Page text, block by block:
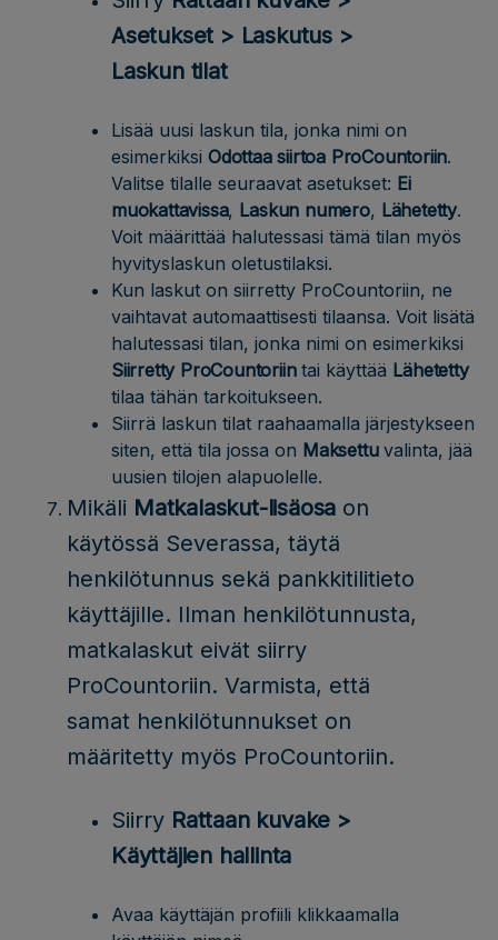
Asetukset > Laskutus >
Laskun tilat
Lisää uusi laskun tila, jonka nimi on
esimerkiksi Odottaa siirtoa ProCountoriin.
Valitse tilalle seuraavat asetukset: Ei
muokattavissa, Laskun numero, Lähetetty.
Voit määrittää halutessasi tämä tilan myös
hyvityslaskun oletustilaksi.
Kun laskut on siirretty ProCountoriin, ne
vaihtavat automaattisesti tilaansa. Voit lisätä
halutessasi tilan, jonka nimi on esimerkiksi
Siirretty ProCountoriintai käyttää Lähetetty
tilaa tähän tarkoitukseen.
Siirrä laskun tilat raahaamalla järjestykseen
siten, että tila jossa on Maksettuvalinta, jää
uusien tilojen alapuolelle.
Mikäli Matkalaskut-lisäosa on
käytössä Severassa, täytä
henkilötunnus sekä pankkitilitieto
käyttäjille. Ilman henkilötunnusta,
matkalaskut eivät siirry
ProCountoriin. Varmista, että
samat henkilötunnukset on
määritetty myös ProCountoriin.
Siirry Rattaan kuvake >
Käyttäjien hallinta
Avaa käyttäjän profiili klikkaamalla